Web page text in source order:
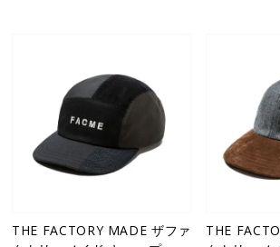
THE FACTORY MADE ザファ
THE